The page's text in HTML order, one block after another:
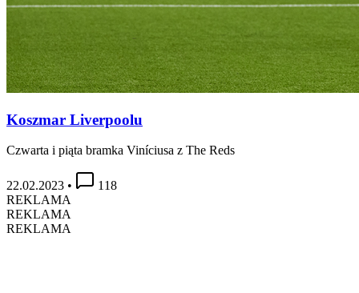
Koszmar Liverpoolu
Czwarta i piąta bramka Viníciusa z The Reds
22.02.2023 •
118
REKLAMA
REKLAMA
REKLAMA